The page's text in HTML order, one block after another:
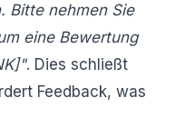
Bitte nehmen Sie
eine Bewertung
. Dies schließt
Feedback, was